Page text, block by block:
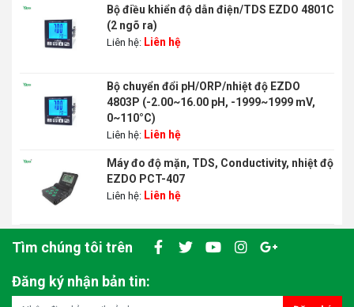
Bộ điều khiển độ dẫn điện/TDS EZDO 4801C
(2 ngõ ra)
Liên hệ: Liên hệ
Bộ chuyển đổi pH/ORP/nhiệt độ EZDO
4803P (-2.00~16.00 pH, -1999~1999 mV,
0~110°C)
Liên hệ: Liên hệ
Máy đo độ mặn, TDS, Conductivity, nhiệt độ
EZDO PCT-407
Liên hệ: Liên hệ
Tìm chúng tôi trên
Đăng ký nhận bản tin: